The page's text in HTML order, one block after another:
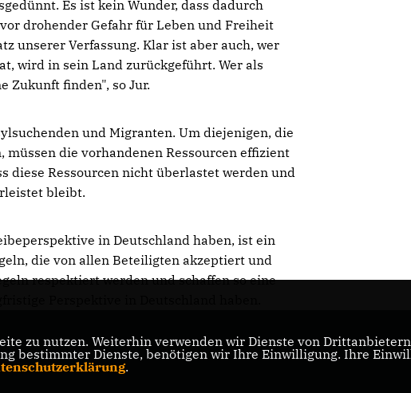
Es ist kein Wunder, dass dadurch
drohender Gefahr für Leben und Freiheit
unserer Verfassung. Klar ist aber auch, wer
wird in sein Land zurückgeführt. Wer als
Zukunft finden", so Jur.
und Migranten. Um diejenigen, die
die vorhandenen Ressourcen effizient
diese Ressourcen nicht überlastet werden und
bleibt.
in Deutschland haben, ist ein
die von allen Beteiligten akzeptiert und
respektiert werden und schaffen so eine
zu nutzen. Weiterhin verwenden wir Dienste von
bestimmter Dienste, benötigen wir Ihre Einwilligung. Ihre
.